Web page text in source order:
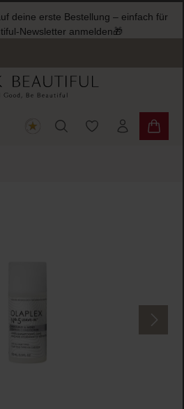
deine erste Bestellung – einfach für
Newsletter anmelden🎁
Du hast 0